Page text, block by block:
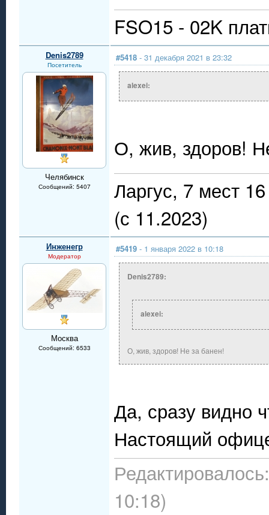
FSO15 - 02K
Denis2789
Посетитель
Челябинск
Сообщений: 5407
#5418 - 31 декабря 2021 в 23:32
alexei:
О, жив, здоров!
Ларгус, 7 мест
(с 11.2023)
Инженегр
Модератор
Москва
Сообщений: 6533
#5419 - 1 января 2022 в 10:18
Denis2789:
alexei:
О, жив, здоров! Не за банен!
Да, сразу видно
Настоящий
10:18)